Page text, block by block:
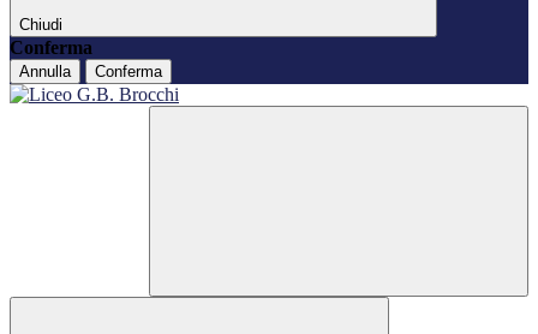
Chiudi
Conferma
Annulla Conferma